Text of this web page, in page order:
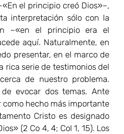
el principio creó Dios»–,
interpretación sólo con la
–«en el principio era el
aquí. Naturalmente, en
presentar, en el marco de
rica serie de testimonios del
de nuestro problema.
evocar dos temas. Ante
como hecho más importante
Cristo es designado
(2 Co 4, 4; Col 1, 15). Los